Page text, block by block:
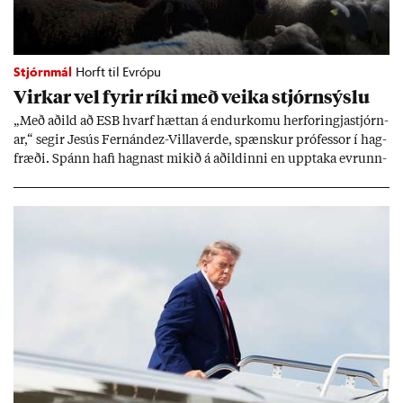
Stjórnmál Horft til Evrópu
Virk­ar vel fyr­ir ríki með veika stjórn­sýslu
„Með að­ild að ESB hvarf hætt­an á end­ur­komu her­for­ingja­stjórn­
ar,“ seg­ir Jesús Fer­nández-Villa­ver­de, spænsk­ur pró­fess­or í hag­
fræði. Spánn hafi hagn­ast mik­ið á að­ild­inni en upp­taka evr­unn­